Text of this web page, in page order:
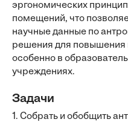
эргономических
помещений, что
научные данные по
решения для повышения
особенно в
учреждениях.
Задачи
1. Собрать и обобщить